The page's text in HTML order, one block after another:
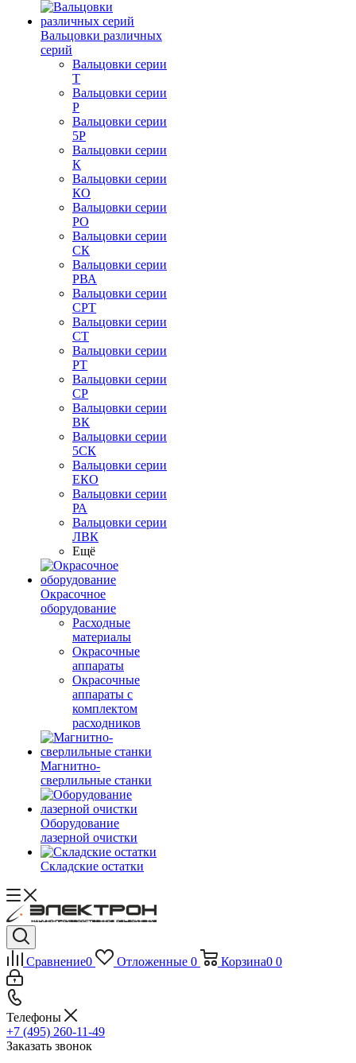
Вальцовки различных
серий
Вальцовки серии
Т
Вальцовки серии
Р
Вальцовки серии
5Р
Вальцовки серии
К
Вальцовки серии
КО
Вальцовки серии
РО
Вальцовки серии
СК
Вальцовки серии
РВА
Вальцовки серии
СРТ
Вальцовки серии
СТ
Вальцовки серии
РТ
Вальцовки серии
СР
Вальцовки серии
ВК
Вальцовки серии
5СК
Вальцовки серии
ЕКО
Вальцовки серии
РА
Вальцовки серии
ЛВК
Ещё
Окрасочное
оборудование
Расходные
материалы
Окрасочные
аппараты
Окрасочные
аппараты с
комплектом
расходников
Магнитно-
сверлильные станки
Оборудование
лазерной очистки
Складские остатки
Сравнение0 Отложенные 0 Корзина0 0
Телефоны
+7 (495) 260-11-49
Заказать звонок